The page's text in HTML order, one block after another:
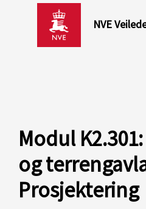
NVE
Modul
og
Prosjektering